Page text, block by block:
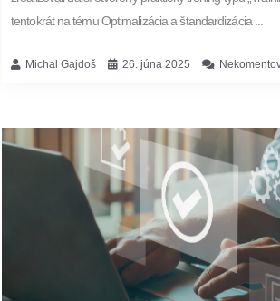
tentokrát na tému Optimalizácia a štandardizácia ...
Michal Gajdoš 26. júna 2025